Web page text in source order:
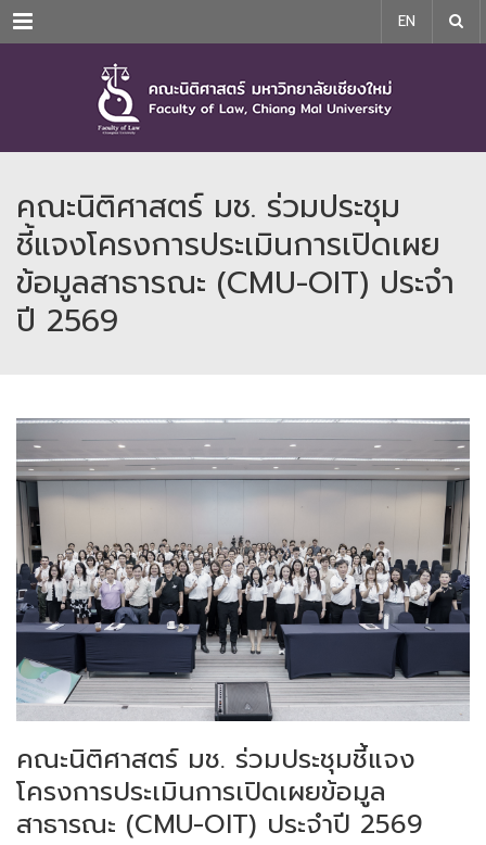
Menu EN
คณะนิติศาสตร์ มช. ร่วมประชุม
ชี้แจงโครงการประเมินการเปิดเผย
ข้อมูลสาธารณะ (CMU-OIT) ประจำ
ปี 2569
คณะนิติศาสตร์ มช. ร่วมประชุมชี้แจง
โครงการประเมินการเปิดเผยข้อมูล
สาธารณะ (CMU-OIT) ประจำปี 2569